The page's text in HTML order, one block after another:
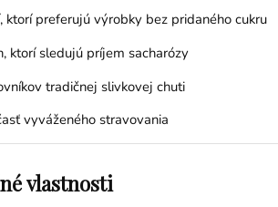
ktorí preferujú výrobky bez pridaného cukru
ktorí sledujú príjem sacharózy
tradičnej slivkovej chuti
vyváženého stravovania
vlastnosti